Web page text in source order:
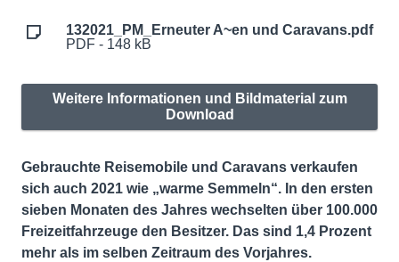
132021_PM_Erneuter A~en und Caravans.pdf
PDF - 148 kB
Weitere Informationen und Bildmaterial zum
Download
Gebrauchte Reisemobile und Caravans verkaufen
sich auch 2021 wie „warme Semmeln“. In den ersten
sieben Monaten des Jahres wechselten über 100.000
Freizeitfahrzeuge den Besitzer. Das sind 1,4 Prozent
mehr als im selben Zeitraum des Vorjahres.